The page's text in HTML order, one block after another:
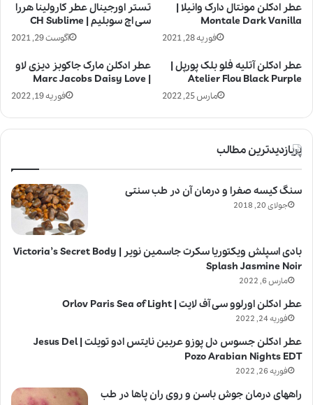
تستر اورجینال عطر کارولینا هررا
سی اچ سوبلیم | CH Sublime
آگوست 29, 2021
عطر ادکلن مونتال دارک وانیلا |
Montale Dark Vanilla
فوریه 28, 2021
عطر ادکلن مارک جاکوبز دیزی لاو
| Marc Jacobs Daisy Love
فوریه 19, 2022
عطر ادکلن آتلیه فلو بلک پورپل |
Atelier Flou Black Purple
مارس 25, 2022
پربازدیدترین مطالب
سنگ کیسه صفرا و درمان آن در طب سنتی
جولای 20, 2018
بادی اسپلش ویکتوریا سکرت جاسمین نویر | Victoria’s Secret Body
Splash Jasmine Noir
مارس 6, 2022
عطر ادکلن اورلوو سی آف لایت | Orlov Paris Sea of Light
فوریه 24, 2022
عطر ادکلن جسوس دل پوزو عربین نایتس ادو تویلت | Jesus Del
Pozo Arabian Nights EDT
فوریه 26, 2022
راههای درمان جوش باسن و روی ران پاها در طب